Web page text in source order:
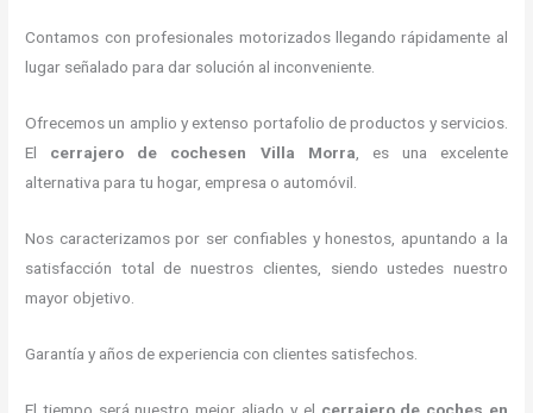
Contamos con profesionales motorizados llegando rápidamente al
lugar señalado para dar solución al inconveniente.
Ofrecemos un amplio y extenso portafolio de productos y servicios.
El cerrajero de cochesen Villa Morra, es una excelente
alternativa para tu hogar, empresa o automóvil.
Nos caracterizamos por ser confiables y honestos, apuntando a la
satisfacción total de nuestros clientes, siendo ustedes nuestro
mayor objetivo.
Garantía y años de experiencia con clientes satisfechos.